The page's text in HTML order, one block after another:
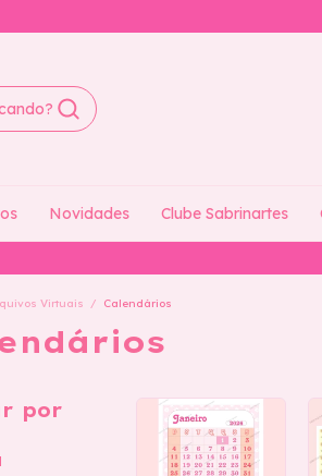
Novidades Clube Sabrinartes
Virtuais / Calendários
por